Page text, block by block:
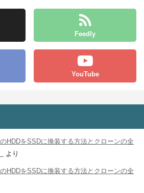
Feedly
YouTube
HDDをSSDに換装する方法とクローンの全
より
HDDをSSDに換装する方法とクローンの全